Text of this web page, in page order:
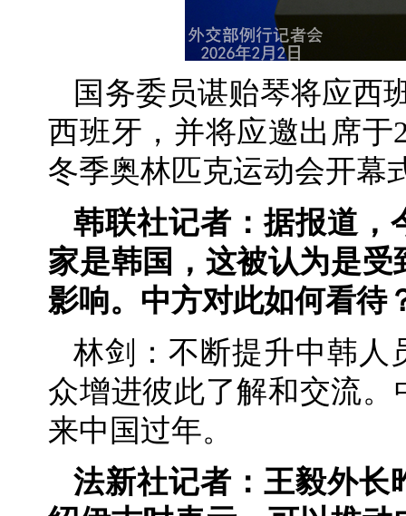
国务委员谌贻琴将应西
西班牙，并将应邀出席于
冬季奥林匹克运动会开幕
韩联社记者：据报道，
家是韩国，这被认为是
影响。中方对此如何看待
林剑：不断提升中韩人
众增进彼此了解和交流
来中国过年。
法新社记者：王毅外长